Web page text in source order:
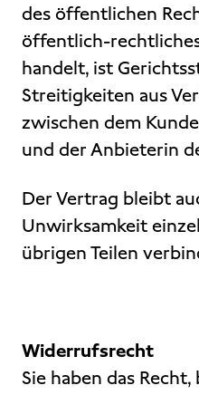
des öffentlichen
öffentlich-
handelt, ist
Streitigkeiten aus
zwischen dem
und der Anbieterin
Der Vertrag bleibt
Unwirksamkeit
übrigen Teilen
Widerrufsrecht
Sie haben das